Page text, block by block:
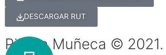
DESCARGAR RUT
Piedra Muñeca ©